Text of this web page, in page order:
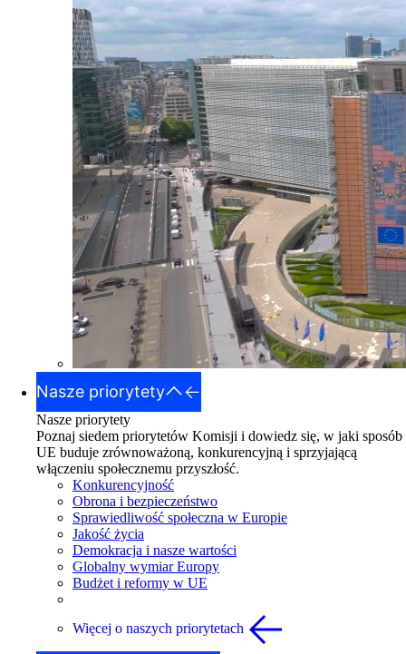
Nasze priorytety
Nasze priorytety
Poznaj siedem priorytetów Komisji i dowiedz się, w jaki sposób
UE buduje zrównoważoną, konkurencyjną i sprzyjającą
włączeniu społecznemu przyszłość.
Konkurencyjność
Obrona i bezpieczeństwo
Sprawiedliwość społeczna w Europie
Jakość życia
Demokracja i nasze wartości
Globalny wymiar Europy
Budżet i reformy w UE
Więcej o naszych priorytetach